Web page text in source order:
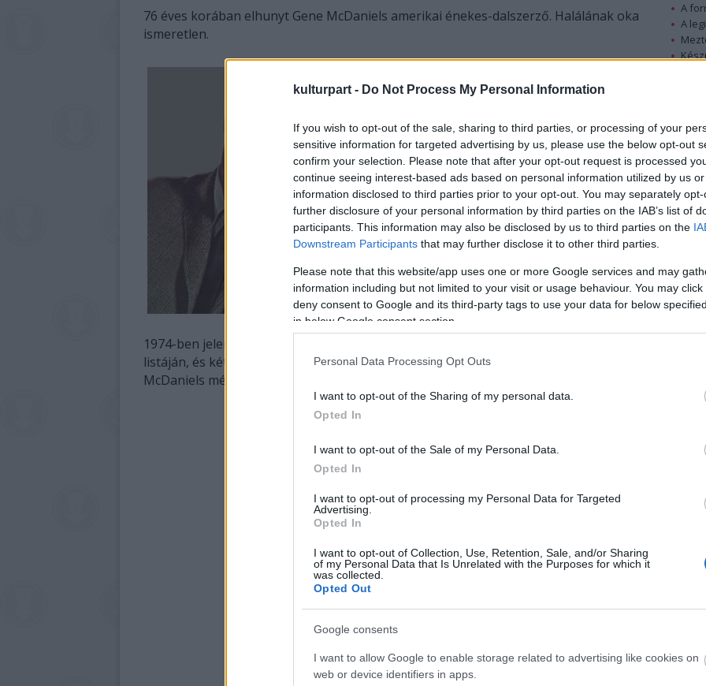
kulturpart - Do Not Process My Personal Information
If you wish to opt-out of the sale, sharing to third parties, or processing of your
sensitive information for targeted advertising by us, please use the below opt-out
confirm your selection. Please note that after your opt-out request is processed
continue seeing interest-based ads based on personal information utilized by us
information disclosed to third parties prior to your opt-out. You may separately
further disclosure of your personal information by third parties on the IAB’s list of
participants. This information may also be disclosed by us to third parties on the
Downstream Participants that may further disclose it to other third parties.
Please note that this website/app uses one or more Google services and may
information including but not limited to your visit or usage behaviour. You may
deny consent to Google and its third-party tags to use your data for below
in below Google consent section.
Personal Data Processing Opt Outs
I want to opt-out of the Sharing of my personal data.
Opted In
I want to opt-out of the Sale of my Personal Data.
Opted In
I want to opt-out of processing my Personal Data for Targeted
Advertising.
Opted In
I want to opt-out of Collection, Use, Retention, Sale, and/or Sharing
of my Personal Data that Is Unrelated with the Purposes for which it
was collected.
Opted Out
Google consents
I want to allow Google to enable storage related to advertising like cookies on
web or device identifiers in apps.
76 éves korában elhunyt Gene McDaniels amerikai énekes-dalszerző. Halálának oka
ismeretlen.
városában. Zenei tehetsége korán kiderült, 13
megtanult szaxofon játszani.
A hatvanas évek igazi sztárja volt, lemeze "A
Hundred Pounds of Clay," egymillió példányban
kelt el, és a Billboard 100-as listáján az előkelő 3.
helyet szerezte meg.
Együtt dolgozott a legnagyobb nevekkel, dalait
Aretha Franklin, Nancy Wilson, Donny Hathaway,
Gladys Knight & the Pips, Johnny Mathis és Ray
Charles is énekelte.
1974-ben jelent meg a "Feel Like Makin' Love" , mely első helyen állt sokáig a Billboard
listáján, és két Grammy-díjra is jelölték.
McDaniels még 2009-ben is kiadott egy lemezt, és egészen haláláig dolgozott.
A
A